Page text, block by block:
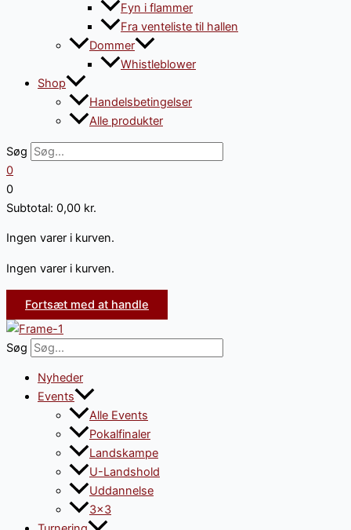
Fyn i flammer
Fra venteliste til hallen
Dommer
Whistleblower
Shop
Handelsbetingelser
Alle produkter
Søg
0
0
Subtotal: 0,00 kr.
Ingen varer i kurven.
Ingen varer i kurven.
Fortsæt med at handle
Søg
Nyheder
Events
Alle Events
Pokalfinaler
Landskampe
U-Landshold
Uddannelse
3×3